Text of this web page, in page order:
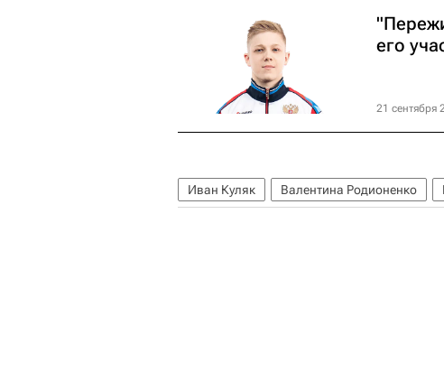
его
21 сентября
Иван Куляк Валентина Родионенко